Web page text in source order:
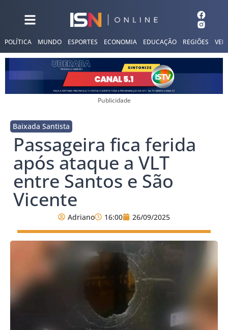
POLÍTICA MUNDO ESPORTES ECONOMIA EDUCAÇÃO REGIÕES
Publicidade
Baixada Santista
Passageira fica ferida
após ataque a VLT
entre Santos e São
Vicente
Adriano 16:00 26/09/2025